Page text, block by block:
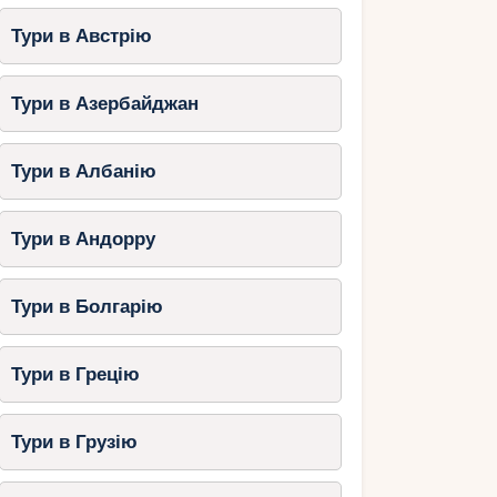
Тури в Австрію
Тури в Азербайджан
Тури в Албанію
Тури в Андорру
Тури в Болгарію
Тури в Грецію
Тури в Грузію